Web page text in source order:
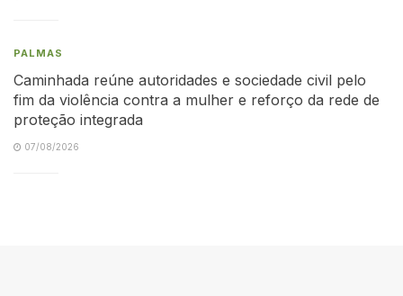
PALMAS
Caminhada reúne autoridades e sociedade civil pelo
fim da violência contra a mulher e reforço da rede de
proteção integrada
07/08/2026